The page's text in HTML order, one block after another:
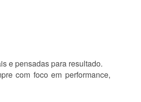
e pensadas para resultado.
com foco em performance,